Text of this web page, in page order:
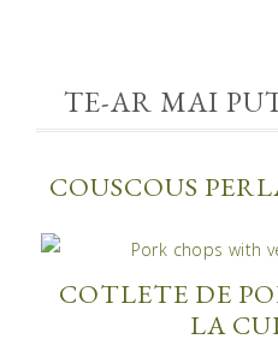
TE-AR MAI
COUSCOUS
COTLETE DE
LA